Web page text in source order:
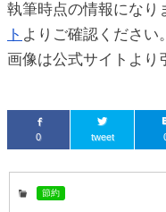
執筆時点の情報になり
ト よりご確認ください。
画像は公式サイトより
0 tweet
節約